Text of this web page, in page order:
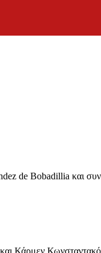
de Bobadillia και
Κάρμεν